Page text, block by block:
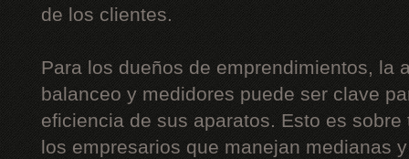
de los clientes.
Para los dueños de emprendimientos, la
balanceo y medidores puede ser clave
eficiencia de sus aparatos. Esto es
los empresarios que manejan medianas